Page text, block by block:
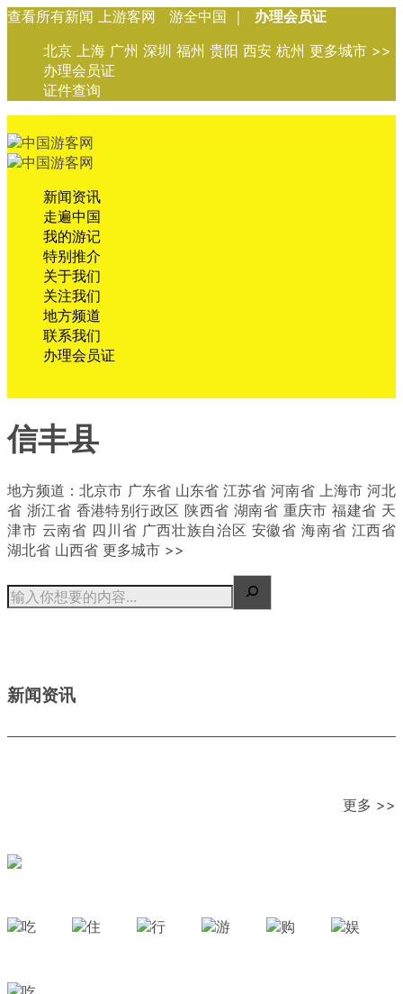
查看所有新闻 上游客网 游全中国 ｜
办理会员证
北京 上海 广州 深圳 福州 贵阳 西安 杭州 更多城市 >>
办理会员证
证件查询
新闻资讯
走遍中国
我的游记
特别推介
关于我们
关注我们
地方频道
联系我们
办理会员证
信丰县
地方频道：北京市 广东省 山东省 江苏省 河南省 上海市 河北
省 浙江省 香港特别行政区 陕西省 湖南省 重庆市 福建省 天
津市 云南省 四川省 广西壮族自治区 安徽省 海南省 江西省
湖北省 山西省 更多城市 >>
新闻资讯
更多 >>